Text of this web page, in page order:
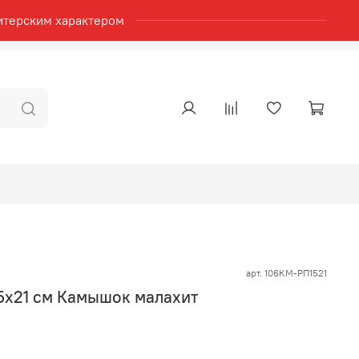
характером
арт. 106КМ-РП1521
см Камышок малахит